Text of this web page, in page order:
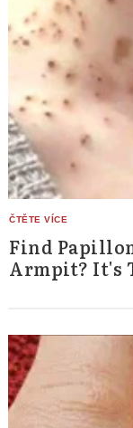
Find
Armpit? It's